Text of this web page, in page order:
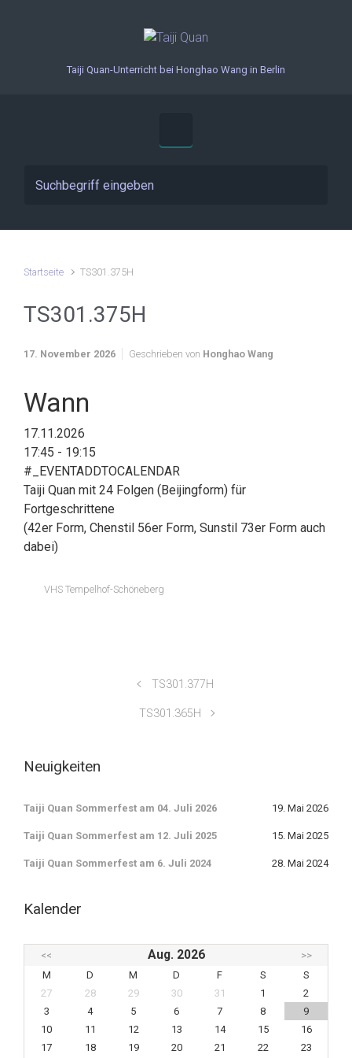
Taiji Quan-Unterricht bei Honghao Wang in Berlin
Startseite TS301.375H
TS301.375H
17. November 2026 Geschrieben von Honghao Wang
Wann
17.11.2026
17:45 - 19:15
#_EVENTADDTOCALENDAR
Taiji Quan mit 24 Folgen (Beijingform) für
Fortgeschrittene
(42er Form, Chenstil 56er Form, Sunstil 73er Form auch
dabei)
VHS Tempelhof-Schöneberg
TS301.377H
TS301.365H
Neuigkeiten
Taiji Quan Sommerfest am 04. Juli 2026 19. Mai 2026
Taiji Quan Sommerfest am 12. Juli 2025 15. Mai 2025
Taiji Quan Sommerfest am 6. Juli 2024 28. Mai 2024
Kalender
<< Aug. 2026
>>
M
D M D F S
S
27
28 29 30 31 1
2
3
4 5 6 7 8
9
10
11 12 13 14 15
16
17
18 19 20 21 22 23